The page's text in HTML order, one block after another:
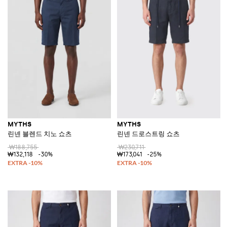
MYTHS
린넨 블렌드 치노 쇼츠
₩188,755
₩132,118
-30%
MYTHS
린넨 드로스트링 쇼츠
₩230,711
₩173,041
-25%